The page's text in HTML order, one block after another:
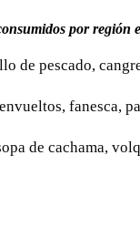
por región
de pescado,
fanesca,
de cachama,